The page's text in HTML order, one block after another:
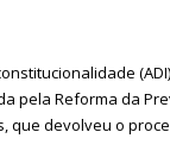
pela Reforma da
que devolveu o